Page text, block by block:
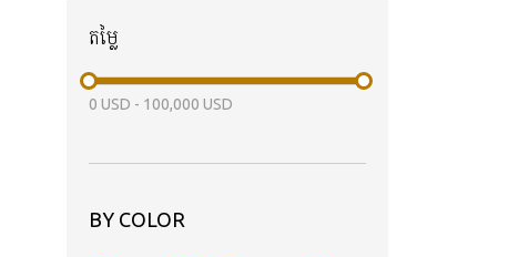
តម្លៃ
0 USD - 100,000 USD
BY COLOR